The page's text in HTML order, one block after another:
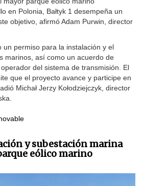
en Polonia, Bałtyk 1 desempeña un
objetivo, afirmó Adam Purwin, director
un permiso para la instalación y el
marinos, así como un acuerdo de
del sistema de transmisión. El
que el proyecto avance y participe en
Michał Jerzy Kołodziejczyk, director
y subestación marina
eólico marino